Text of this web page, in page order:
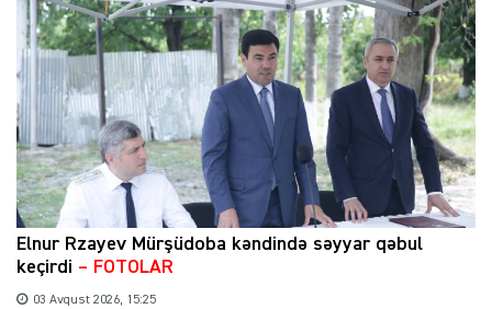
Elnur Rzayev Mürşüdoba kəndində səyyar qəbul
keçirdi – FOTOLAR
03 Avqust 2026, 15:25